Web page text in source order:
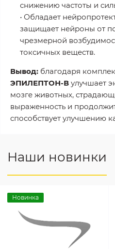
снижению частоты и
• Обладает
защищает нейроны от
чрезмерной
токсичных веществ.
Вывод: благодаря
ЭПИЛЕПТОН-В улучшает
мозге животных,
выраженность и
способствует улучшению
Наши новинки
Новинка